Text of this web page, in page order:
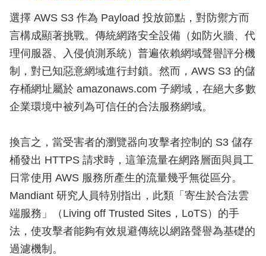
選擇 AWS S3 作為 Payload 投放節點，對防禦方而
言構成顯著挑戰。傳統網路安全設備（如防火牆、代
理伺服器、入侵偵測系統）普遍依賴網域聲譽評分機
制，對已知惡意網域進行封鎖。然而，AWS S3 的儲
存桶網址屬於 amazonaws.com 子網域，在絕大多數
企業環境中被列為可信任的合法服務網域。
換言之，當受害者的瀏覽器向攻擊者控制的 S3 儲存
桶發出 HTTPS 請求時，這筆流量在網路層面與員工
日常使用 AWS 服務所產生的流量幾乎無從區分。
Mandiant 研究人員特別指出，此類「寄生於合法雲
端服務」（Living off Trusted Sites，LoTS）的手
法，使攻擊者能夠有效規避傳統以網路聲譽為基礎的
過濾機制。